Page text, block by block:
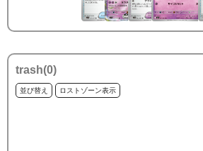
trash(0)
並び替え ロストゾーン表示